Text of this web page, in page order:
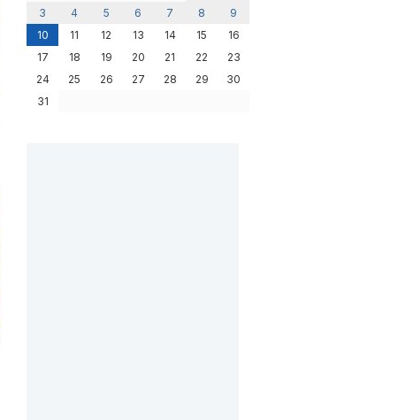
3
4 5 6 7 8
9
10
11 12 13 14 15
16
17
18 19 20 21 22
23
24
25 26 27 28 29
30
31